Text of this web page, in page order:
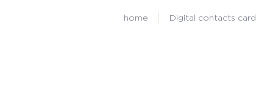
home Digital contacts card